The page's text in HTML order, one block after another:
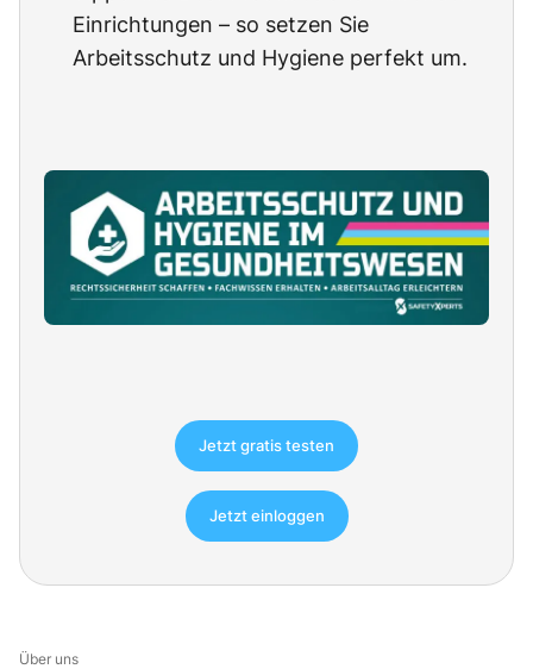
Einrichtungen – so setzen Sie
Arbeitsschutz und Hygiene perfekt um.
Jetzt gratis testen
Jetzt einloggen
Über uns